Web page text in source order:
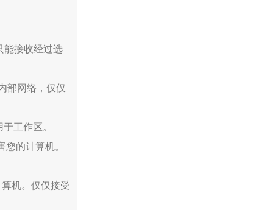
能接收经过选
部网络，仅仅
工作区。
的计算机。
机。仅仅接受